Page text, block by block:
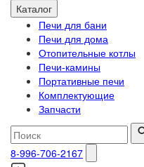
Каталог
Печи для бани
Печи для дома
Отопительные котлы
Печи-камины
Портативные печи
Комплектующие
Запчасти
8-996-706-2167